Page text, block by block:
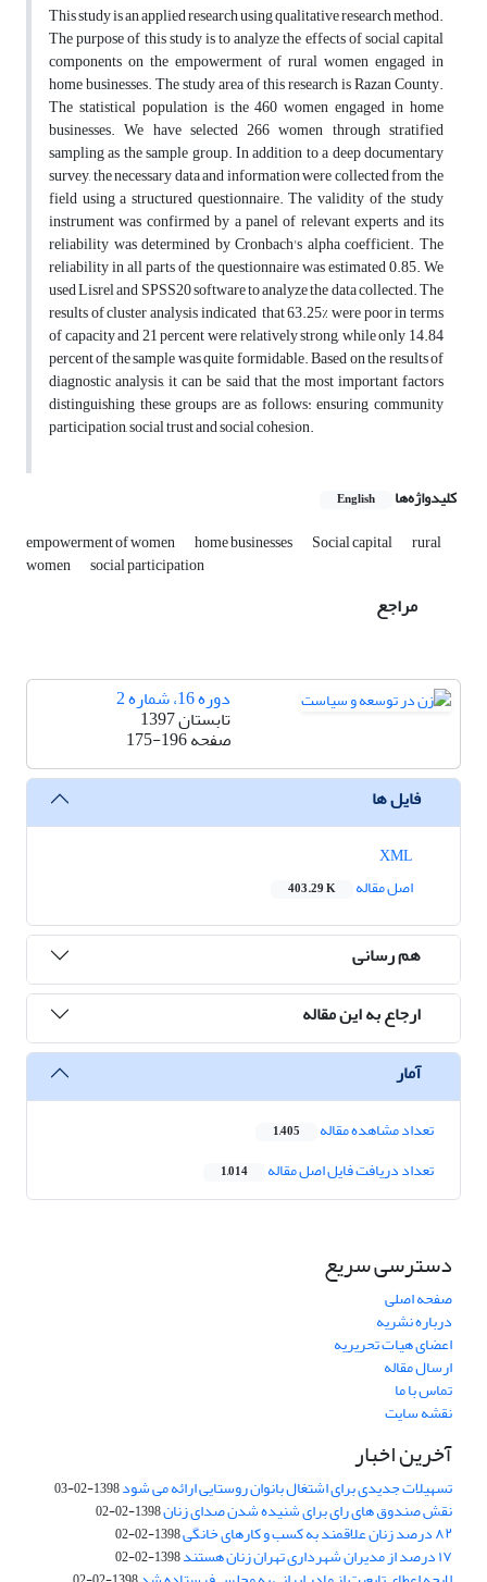
This study is an applied research using qualitative research method.
The purpose of this study is to analyze the effects of social capital
components on the empowerment of rural women engaged in
home businesses. The study area of this research is Razan County.
The statistical population is the 460 women engaged in home
businesses. We have selected 266 women through stratified
sampling as the sample group. In addition to a deep documentary
survey, the necessary data and information were collected from the
field using a structured questionnaire. The validity of the study
instrument was confirmed by a panel of relevant experts and its
reliability was determined by Cronbach's alpha coefficient. The
reliability in all parts of the questionnaire was estimated 0.85. We
used Lisrel and SPSS20 software to analyze the data collected. The
results of cluster analysis indicated that 63.25% were poor in terms
of capacity and 21 percent were relatively strong, while only 14.84
percent of the sample was quite formidable. Based on the results of
diagnostic analysis, it can be said that the most important factors
distinguishing these groups are as follows: ensuring community
participation, social trust and social cohesion.
کلیدواژه‌ها English
empowerment of women home businesses Social capital rural
women social participation
مراجع
دوره 16، شماره 2
تابستان 1397
صفحه175-196
فایل ها
اصل مقاله
403.29 K
هم رسانی
ارجاع به این مقاله
آمار
تعداد مشاهده مقاله 1,405
تعداد دریافت فایل اصل مقاله 1,014
دسترسی سریع
صفحه اصلی
درباره نشریه
اعضای هیات تحریریه
ارسال مقاله
تماس با ما
نقشه سایت
آخرین اخبار
تسهیلات جدیدی برای اشتغال بانوان روستایی ارائه می شود1398-02-03
نقش صندوق های رای برای شنیده شدن صدای زنان1398-02-02
۸۲ درصد زنان علاقمند به کسب و کارهای خانگی 1398-02-02
۱۷ درصد از مدیران شهرداری تهران زنان هستند 1398-02-02